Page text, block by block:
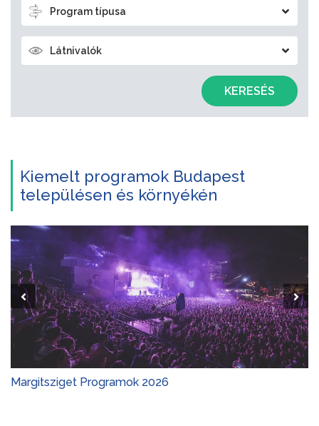
Program típusa
Látnivalók
KERESÉS
Kiemelt programok Budapest
településen és környékén
Margitsziget Programok 2026